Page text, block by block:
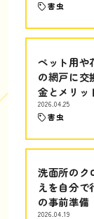
害虫
ペット用や
の網戸に交
金とメリッ
2026.04.25
害虫
洗面所のク
えを自分で
の事前準備
2026.04.19